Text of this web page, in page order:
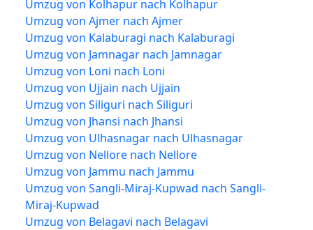
Umzug von Kolhapur nach Kolhapur
Umzug von Ajmer nach Ajmer
Umzug von Kalaburagi nach Kalaburagi
Umzug von Jamnagar nach Jamnagar
Umzug von Loni nach Loni
Umzug von Ujjain nach Ujjain
Umzug von Siliguri nach Siliguri
Umzug von Jhansi nach Jhansi
Umzug von Ulhasnagar nach Ulhasnagar
Umzug von Nellore nach Nellore
Umzug von Jammu nach Jammu
Umzug von Sangli-Miraj-Kupwad nach Sangli-
Miraj-Kupwad
Umzug von Belagavi nach Belagavi